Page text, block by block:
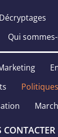
Décryptages
Qui
CONTACTER